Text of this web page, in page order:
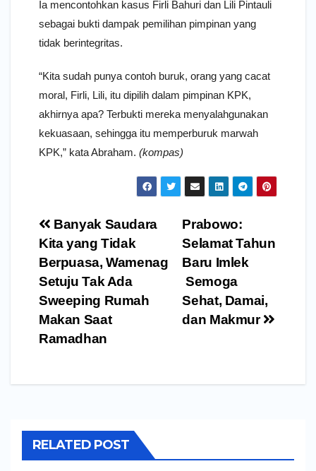
Ia mencontohkan kasus Firli Bahuri dan Lili Pintauli
sebagai bukti dampak pemilihan pimpinan yang
tidak berintegritas.
“Kita sudah punya contoh buruk, orang yang cacat
moral, Firli, Lili, itu dipilih dalam pimpinan KPK,
akhirnya apa? Terbukti mereka menyalahgunakan
kekuasaan, sehingga itu memperburuk marwah
KPK,” kata Abraham. (kompas)
Navigasi
pos
Prabowo:
Selamat Tahun
Baru Imlek
Semoga
Sehat, Damai,
dan Makmur
Banyak Saudara
Kita yang Tidak
Berpuasa, Wamenag
Setuju Tak Ada
Sweeping Rumah
Makan Saat
Ramadhan
RELATED POST